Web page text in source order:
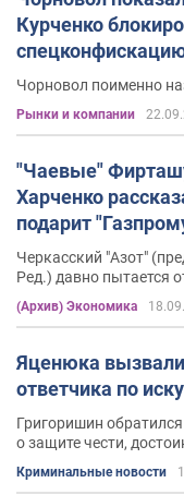
Курченко
Чорновол поименно
Рынки и компании
"Чаевые"
Харченко
подарит
Черкасский "Азот"
Ред.) давно пытается
(Архив) Экономика
Яценюка вызвали
ответчика по
Григоришин
о защите чести,
Криминальные новости